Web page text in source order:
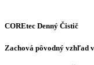
COREtec Denný Čistič
Zachová pôvodný vzhľad